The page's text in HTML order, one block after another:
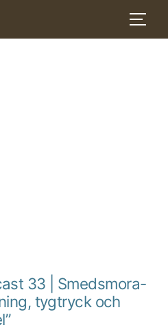
33 | Smedsmora-
tygtryck och